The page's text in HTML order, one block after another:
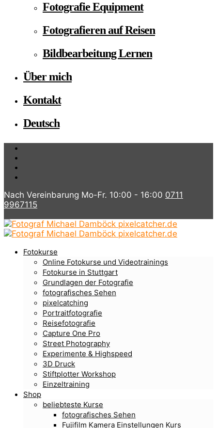
Fotografie Equipment
Fotografieren auf Reisen
Bildbearbeitung Lernen
Über mich
Kontakt
Deutsch
Nach Vereinbarung Mo-Fr. 10:00 - 16:00 0711
9967115
Fotokurse
Online Fotokurse und Videotrainings
Fotokurse in Stuttgart
Grundlagen der Fotografie
fotografisches Sehen
pixelcatching
Portraitfotografie
Reisefotografie
Capture One Pro
Street Photography
Experimente & Highspeed
3D Druck
Stiftplotter Workshop
Einzeltraining
Shop
beliebteste Kurse
fotografisches Sehen
Fujifilm Kamera Einstellungen Kurs